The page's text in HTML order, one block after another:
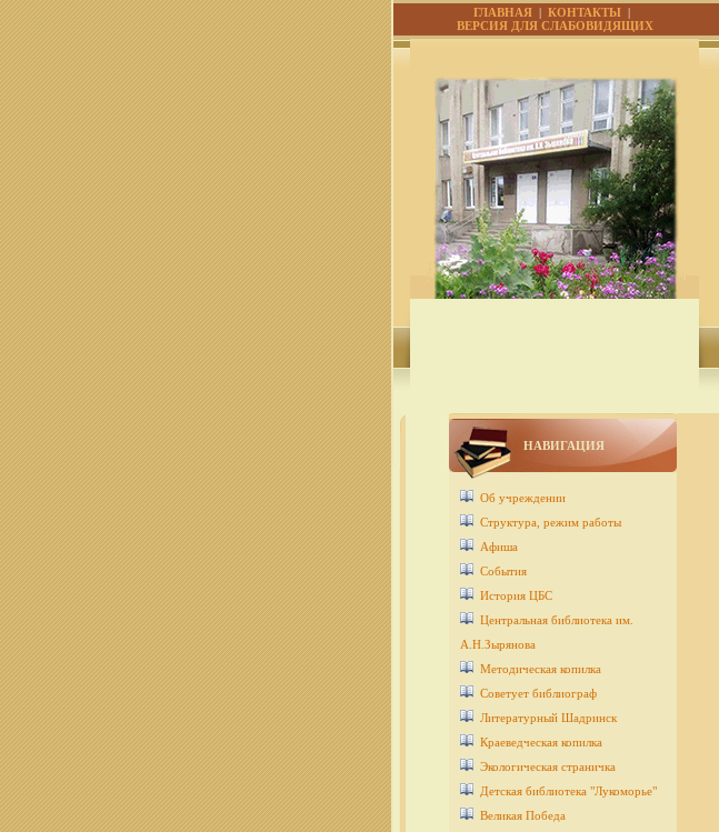
ГЛАВНАЯ| КОНТАКТЫ |
ВЕРСИЯ ДЛЯ СЛАБОВИДЯЩИХ
НАВИГАЦИЯ
Об учреждении
Структура, режим работы
Афиша
События
История ЦБС
Центральная библиотека им.
А.Н.Зырянова
Методическая копилка
Советует библиограф
Литературный Шадринск
Краеведческая копилка
Экологическая страничка
Детcкая библиотека "Лукоморье"
Великая Победа